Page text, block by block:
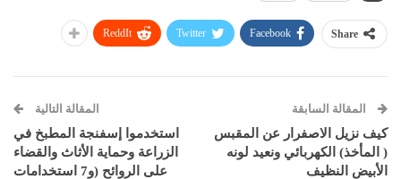
Share
Facebook
Twitter
ReddIt
المقالة السابقة
كيف نزيل الاصفرار عن المقبس
( المأخذ) الكهربائي ونعيد لونه
الأبيض النظيف
المقالة التالية
استخدموا إسفنجة المطبخ في
الزراعة وحماية الأثاث والقضاء
على الروائح (و7 استخدامات